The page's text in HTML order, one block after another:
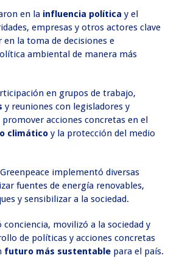
en la influencia políticay el
empresas y otros actores clave
en la toma de decisiones e
ambiental de manera más
en grupos de trabajo,
y reuniones con legisladores y
acciones concretas en el
climático y la protección del medio
implementó diversas
fuentes de energía renovables,
y sensibilizar a la sociedad.
conciencia, movilizó a la sociedad y
de políticas y acciones concretas
futuro más sustentable para el país.